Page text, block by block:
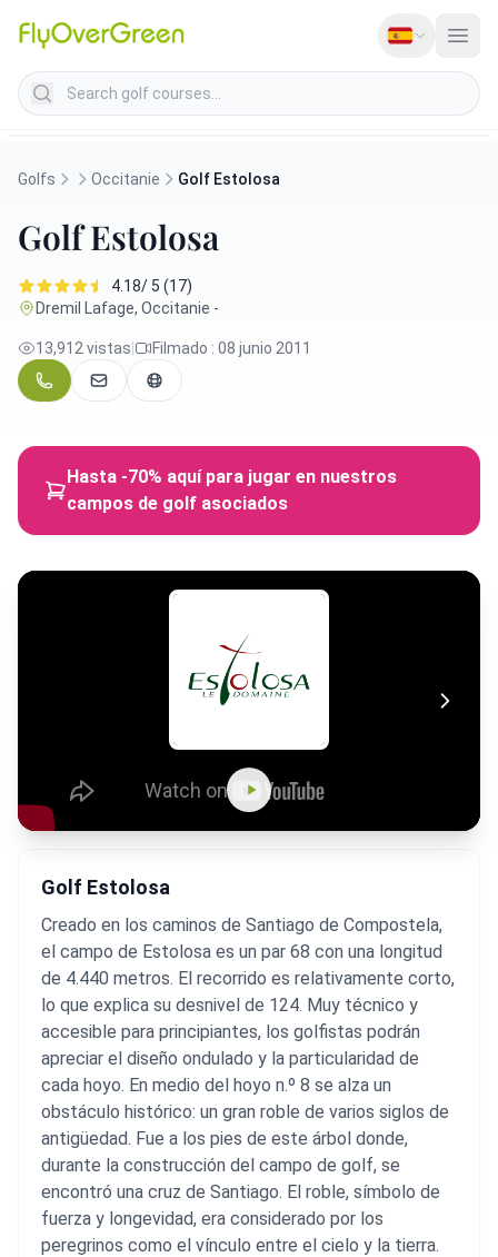
Search golf courses
Golfs Occitanie Golf Estolosa
Golf Estolosa
4.18/ 5 (17)
Dremil Lafage, Occitanie -
13,912 vistas Filmado : 08 junio 2011
Hasta -70% aquí para jugar en nuestros
campos de golf asociados
Golf Estolosa
Creado en los caminos de Santiago de Compostela,
el campo de Estolosa es un par 68 con una longitud
de 4.440 metros. El recorrido es relativamente corto,
lo que explica su desnivel de 124. Muy técnico y
accesible para principiantes, los golfistas podrán
apreciar el diseño ondulado y la particularidad de
cada hoyo. En medio del hoyo n.º 8 se alza un
obstáculo histórico: un gran roble de varios siglos de
antigüedad. Fue a los pies de este árbol donde,
durante la construcción del campo de golf, se
encontró una cruz de Santiago. El roble, símbolo de
fuerza y longevidad, era considerado por los
peregrinos como el vínculo entre el cielo y la tierra.